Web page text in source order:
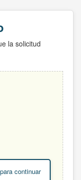
la solicitud
continuar